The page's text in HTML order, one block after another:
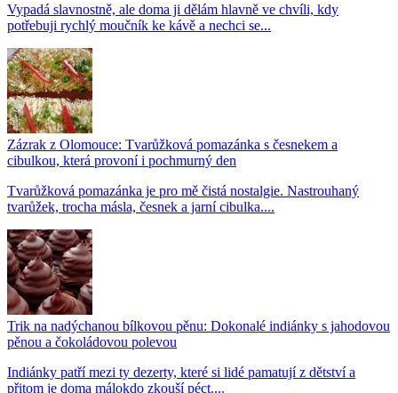
Vypadá slavnostně, ale doma ji dělám hlavně ve chvíli, kdy
potřebuji rychlý moučník ke kávě a nechci se...
Zázrak z Olomouce: Tvarůžková pomazánka s česnekem a
cibulkou, která provoní i pochmurný den
Tvarůžková pomazánka je pro mě čistá nostalgie. Nastrouhaný
tvarůžek, trocha másla, česnek a jarní cibulka....
Trik na nadýchanou bílkovou pěnu: Dokonalé indiánky s jahodovou
pěnou a čokoládovou polevou
Indiánky patří mezi ty dezerty, které si lidé pamatují z dětství a
přitom je doma málokdo zkouší péct....